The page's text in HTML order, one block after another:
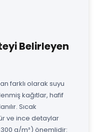
Belirleyen
farklı olarak suyu
kağıtlar, hafif
Sıcak
ve ince detaylar
g/m²) önemlidir: